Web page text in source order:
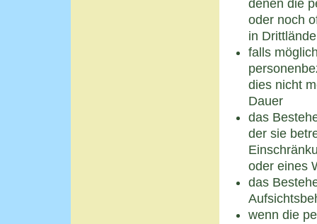
denen die
oder noch
in
falls
dies nicht
Dauer
das
der sie
oder eines
das
wenn die